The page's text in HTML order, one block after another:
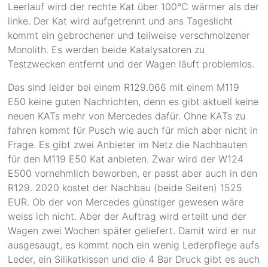
Leerlauf wird der rechte Kat über 100°C wärmer als der
linke. Der Kat wird aufgetrennt und ans Tageslicht
kommt ein gebrochener und teilweise verschmolzener
Monolith. Es werden beide Katalysatoren zu
Testzwecken entfernt und der Wagen läuft problemlos.
Das sind leider bei einem R129.066 mit einem M119
E50 keine guten Nachrichten, denn es gibt aktuell keine
neuen KATs mehr von Mercedes dafür. Ohne KATs zu
fahren kommt für Pusch wie auch für mich aber nicht in
Frage. Es gibt zwei Anbieter im Netz die Nachbauten
für den M119 E50 Kat anbieten. Zwar wird der W124
E500 vornehmlich beworben, er passt aber auch in den
R129. 2020 kostet der Nachbau (beide Seiten) 1525
EUR. Ob der von Mercedes günstiger gewesen wäre
weiss ich nicht. Aber der Auftrag wird erteilt und der
Wagen zwei Wochen später geliefert. Damit wird er nur
ausgesaugt, es kommt noch ein wenig Lederpflege aufs
Leder, ein Silikatkissen und die 4 Bar Druck gibt es auch